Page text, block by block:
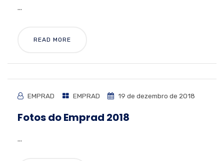
...
READ MORE
EMPRAD EMPRAD 19 de dezembro de 2018
Fotos do Emprad 2018
...